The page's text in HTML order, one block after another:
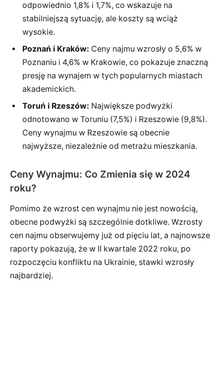
odpowiednio 1,8% i 1,7%, co wskazuje na
stabilniejszą sytuację, ale koszty są wciąż
wysokie.
Poznań i Kraków: Ceny najmu wzrosły o 5,6% w
Poznaniu i 4,6% w Krakowie, co pokazuje znaczną
presję na wynajem w tych popularnych miastach
akademickich.
Toruń i Rzeszów: Największe podwyżki
odnotowano w Toruniu (7,5%) i Rzeszowie (9,8%).
Ceny wynajmu w Rzeszowie są obecnie
najwyższe, niezależnie od metrażu mieszkania.
Ceny Wynajmu: Co Zmienia się w 2024
roku?
Pomimo że wzrost cen wynajmu nie jest nowością,
obecne podwyżki są szczególnie dotkliwe. Wzrosty
cen najmu obserwujemy już od pięciu lat, a najnowsze
raporty pokazują, że w II kwartale 2022 roku, po
rozpoczęciu konfliktu na Ukrainie, stawki wzrosły
najbardziej.